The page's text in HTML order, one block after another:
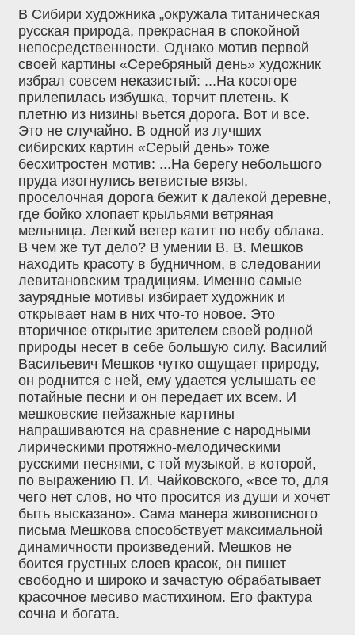
В Сибири художника „окружала титаническая
русская природа, прекрасная в спокойной
непосредственности. Однако мотив первой
своей картины «Серебряный день» художник
избрал совсем неказистый: ...На косогоре
прилепилась избушка, торчит плетень. К
плетню из низины вьется дорога. Вот и все.
Это не случайно. В одной из лучших
сибирских картин «Серый день» тоже
бесхитростен мотив: ...На берегу небольшого
пруда изогнулись ветвистые вязы,
проселочная дорога бежит к далекой деревне,
где бойко хлопает крыльями ветряная
мельница. Легкий ветер катит по небу облака.
В чем же тут дело? В умении В. В. Мешков
находить красоту в будничном, в следовании
левитановским традициям. Именно самые
заурядные мотивы избирает художник и
открывает нам в них что-то новое. Это
вторичное открытие зрителем своей родной
природы несет в себе большую силу. Василий
Васильевич Мешков чутко ощущает природу,
он роднится с ней, ему удается услышать ее
потайные песни и он передает их всем. И
мешковские пейзажные картины
напрашиваются на сравнение с народными
лирическими протяжно-мелодическими
русскими песнями, с той музыкой, в которой,
по выражению П. И. Чайковского‚ «все то, для
чего нет слов, но что просится из души и хочет
быть высказано». Сама манера живописного
письма Мешкова способствует максимальной
динамичности произведений. Мешков не
боится грустных слоев красок, он пишет
свободно и широко и зачастую обрабатывает
красочное месиво мастихином. Его фактура
сочна и богата.